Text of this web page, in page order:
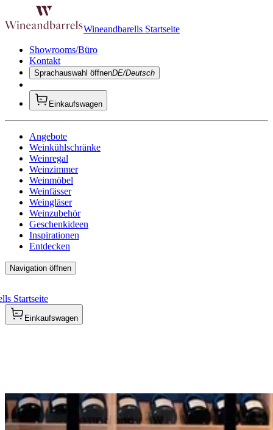
Wineandbarells Startseite
Showrooms/Büro
Kontakt
Sprachauswahl öffnenDE/Deutsch
Einkaufswagen
Angebote
Weinkühlschränke
Weinregal
Weinzimmer
Weinmöbel
Weinfässer
Weingläser
Weinzubehör
Geschenkideen
Inspirationen
Entdecken
Navigation öffnen
Startseite
Einkaufswagen